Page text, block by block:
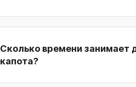
Сколько времени занимает
капота?